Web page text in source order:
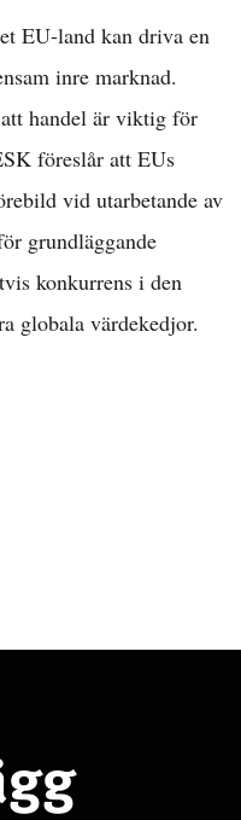
»
EU-land kan driva en
inre marknad.
handel är viktig för
föreslår att EUs
vid utarbetande av
grundläggande
konkurrens i den
globala värdekedjor.